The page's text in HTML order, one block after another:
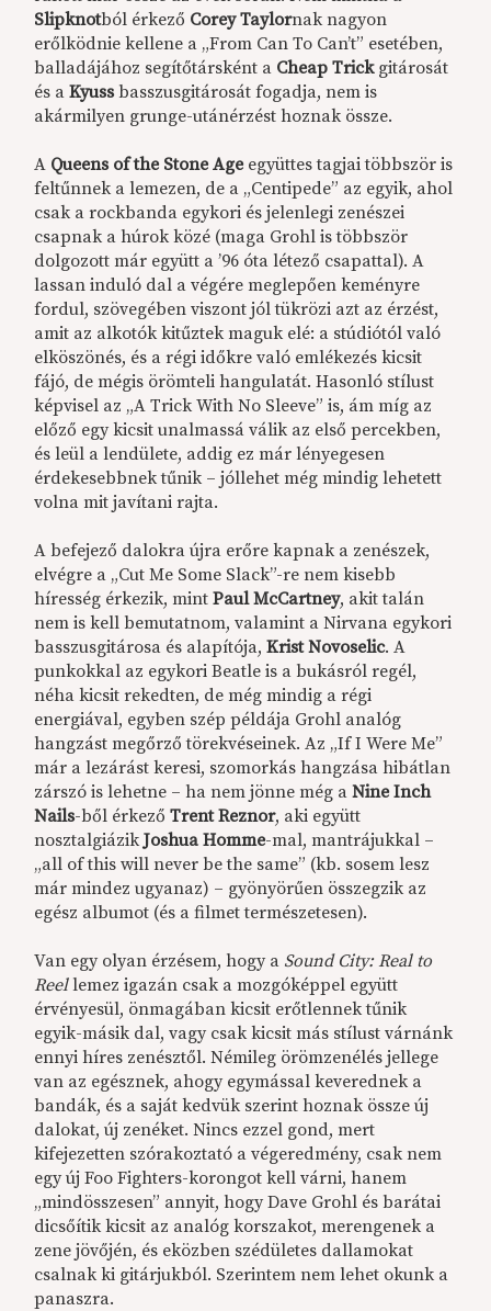
Slipknotból érkező Corey Taylornak nagyon
erőlködnie kellene a „From Can To Can’t” esetében,
balladájához segítőtársként a Cheap Trickgitárosát
és aKyussbasszusgitárosát fogadja, nem is
akármilyen grunge-utánérzést hoznak össze.
A Queens of the Stone Ageegyüttes tagjai többször is
feltűnnek a lemezen, de a „Centipede” az egyik, ahol
csak a rockbanda egykori és jelenlegi zenészei
csapnak a húrok közé (maga Grohl is többször
dolgozott már együtt a ’96 óta létező csapattal). A
lassan induló dal a végére meglepően keményre
fordul, szövegében viszont jól tükrözi azt az érzést,
amit az alkotók kitűztek maguk elé: a stúdiótól való
elköszönés, és a régi időkre való emlékezés kicsit
fájó, de mégis örömteli hangulatát. Hasonló stílust
képvisel az „A Trick With No Sleeve” is, ám míg az
előző egy kicsit unalmassá válik az első percekben,
és leül a lendülete, addig ez már lényegesen
érdekesebbnek tűnik – jóllehet még mindig lehetett
volna mit javítani rajta.
A befejező dalokra újra erőre kapnak a zenészek,
elvégre a „Cut Me Some Slack”-re nem kisebb
híresség érkezik, mintPaul McCartney, akit talán
nem is kell bemutatnom, valamint a Nirvana egykori
basszusgitárosa és alapítója,Krist Novoselic. A
punkokkal az egykori Beatle is a bukásról regél,
néha kicsit rekedten, de még mindig a régi
energiával, egyben szép példája Grohl analóg
hangzást megőrző törekvéseinek. Az „If I Were Me”
már a lezárást keresi, szomorkás hangzása hibátlan
zárszó is lehetne – ha nem jönne még aNine Inch
Nails-ből érkezőTrent Reznor, aki együtt
nosztalgiázikJoshua Homme-mal, mantrájukkal –
„all of this will never be the same” (kb. sosem lesz
már mindez ugyanaz) – gyönyörűen összegzik az
egész albumot (és a filmet természetesen).
Van egy olyan érzésem, hogy a Sound City: Real to
Reellemez igazán csak a mozgóképpel együtt
érvényesül, önmagában kicsit erőtlennek tűnik
egyik-másik dal, vagy csak kicsit más stílust várnánk
ennyi híres zenésztől. Némileg örömzenélés jellege
van az egésznek, ahogy egymással keverednek a
bandák, és a saját kedvük szerint hoznak össze új
dalokat, új zenéket. Nincs ezzel gond, mert
kifejezetten szórakoztató a végeredmény, csak nem
egy új Foo Fighters-korongot kell várni, hanem
„mindösszesen” annyit, hogy Dave Grohl és barátai
dicsőítik kicsit az analóg korszakot, merengenek a
zene jövőjén, és eközben szédületes dallamokat
csalnak ki gitárjukból. Szerintem nem lehet okunk a
panaszra.